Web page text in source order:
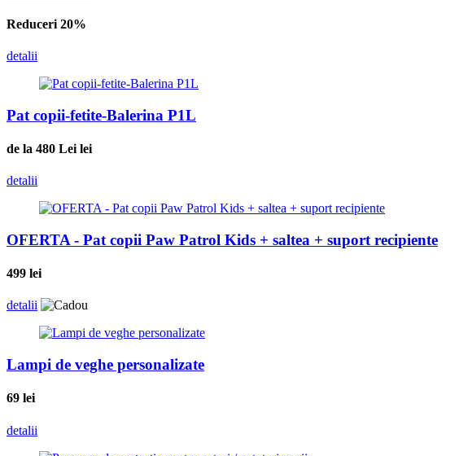
Reduceri 20%
detalii
Pat copii-fetite-Balerina P1L
de la 480 Lei lei
detalii
OFERTA - Pat copii Paw Patrol Kids + saltea + suport recipiente
499 lei
detalii
Lampi de veghe personalizate
69 lei
detalii